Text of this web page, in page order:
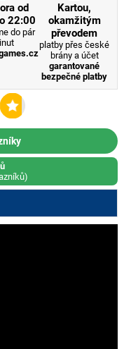
od
22:00
do pár
Kartou,
okamžitým
převodem
platby přes české
brány a účet
garantované
bezpečné platby